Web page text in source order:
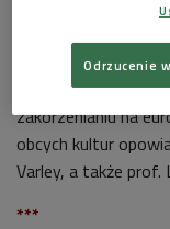
Eugenio Barba w 2015
O pracy zespołu,
zakorzenianiu na
obcych kultur
Varley, a także prof.
***
Odrzucenie